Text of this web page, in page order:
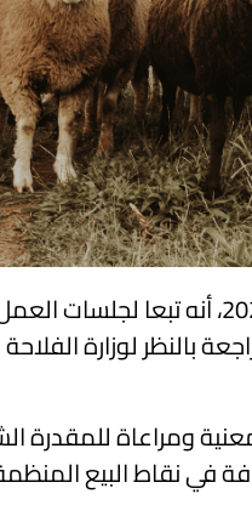
أعلن المجمع المهني المشترك لللحوم الحمراء والألبان
لوزارة الفلاحة
في نقاط البيع